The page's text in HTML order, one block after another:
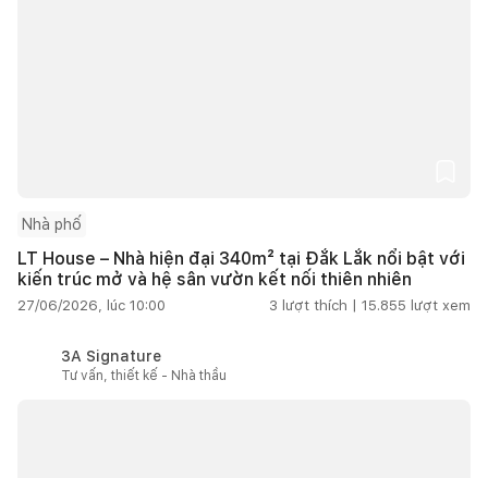
Nhà phố
LT House – Nhà hiện đại 340m² tại Đắk Lắk nổi bật với
kiến trúc mở và hệ sân vườn kết nối thiên nhiên
27/06/2026, lúc 10:00 3 lượt thích | 15.855 lượt xem
3A Signature
Tư vấn, thiết kế - Nhà thầu